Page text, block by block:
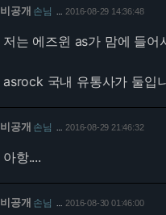
비공개 손님 2016-08-29 14:36:48
저는 에즈윈 as가 맘에 들
asrock 국내 유통사가 둘입
비공개 손님 2016-08-29 21:46:32
아항....
비공개 손님 2016-08-30 01:46:00